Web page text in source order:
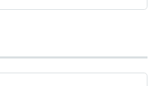
療を行うための知恵の結晶
が、北米の現場で
にはセラミッ…